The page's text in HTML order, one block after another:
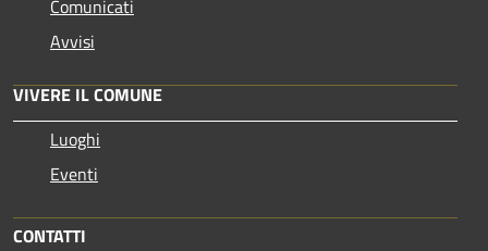
Comunicati
Avvisi
VIVERE IL COMUNE
Luoghi
Eventi
CONTATTI